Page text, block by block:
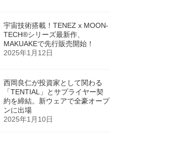
宇宙技術搭載！TENEZ x MOON-
TECH®シリーズ最新作、
MAKUAKEで先行販売開始！
2025年1月12日
西岡良仁が投資家として関わる
「TENTIAL」とサプライヤー契
約を締結。新ウェアで全豪オープ
ンに出場
2025年1月10日